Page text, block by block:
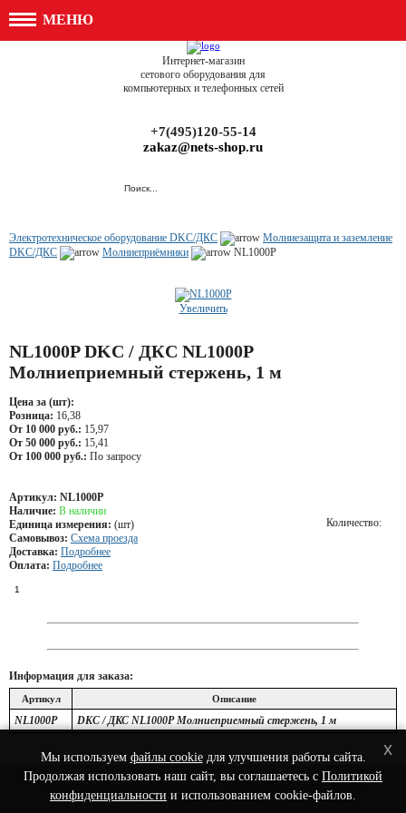
МЕНЮ
Мы используем файлы cookieдля улучшения работы сайта.
Продолжая использовать наш сайт, вы соглашаетесь с Политикой
конфиденциальности и использованием cookie-файлов.
x
Интернет-магазин
сетового оборудования для
компьютерных и телефонных сетей
+7(495)120-55-14
zakaz@nets-shop.ru
Электротехническое оборудование DKC/ДКС
Молниезащита и заземление
DKC/ДКС
Молниеприёмники NL1000P
Увеличить
NL1000P DKC / ДКС NL1000P
Молниеприемный стержень, 1 м
Цена за (шт):
Розница: 16,38
От 10 000 руб.: 15,97
От 50 000 руб.: 15,41
От 100 000 руб.: По запросу
Артикул: NL1000P
Наличие: В наличии
Единица измерения: (шт)
Самовывоз: Схема проезда
Доставка: Подробнее
Оплата: Подробнее
Количество:
Информация для заказа:
Артикул Описание
NL1000P DKC / ДКС NL1000P Молниеприемный стержень, 1 м
© 2022 Интернет-Магазин сетевого оборудования - Nets-Shop.ru.